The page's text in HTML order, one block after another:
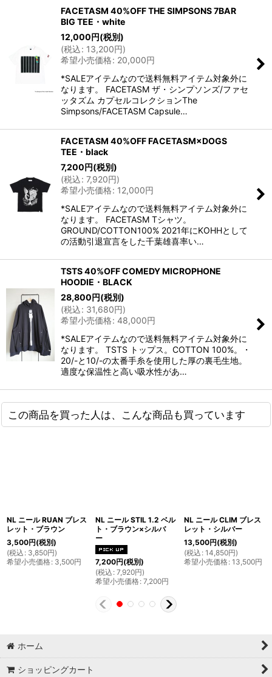
FACETASM 40%OFF THE SIMPSONS 7BAR
BIG TEE・white
12,000円(税別)
(税込: 13,200円)
希望小売価格: 20,000円
*SALEアイテムなので送料無料アイテム対象外に
なります。 FACETASM ザ・シンプソンズ/ファセ
ッタズム カプセルコレクションThe
Simpsons/FACETASM Capsule…
FACETASM 40%OFF FACETASM×DOGS
TEE・black
7,200円(税別)
(税込: 7,920円)
希望小売価格: 12,000円
*SALEアイテムなので送料無料アイテム対象外に
なります。 FACETASM Tシャツ。
GROUND/COTTON100% 2021年にKOHHとして
の活動引退宣言をした千葉雄喜率い…
TSTS 40%OFF COMEDY MICROPHONE
HOODIE・BLACK
28,800円(税別)
(税込: 31,680円)
希望小売価格: 48,000円
*SALEアイテムなので送料無料アイテム対象外に
なります。 TSTS トップス。COTTON 100%。・
20/-と10/-の太番手糸を使用した厚の裏毛生地。
適度な保温性と高い吸水性があ…
この商品を買った人は、こんな商品も買っています
NL ニール RUAN ブレス
レット・ブラウン
3,500円(税別)
(税込 : 3,850円)
希望小売価格: 3,500円
NL ニール STIL 1.2 ベル
ト・ブラウン×シルバ
ー
7,200円(税別)
(税込 : 7,920円)
希望小売価格: 7,200円
NL ニール CLIM ブレス
レット・シルバー
13,500円(税別)
(税込 : 14,850円)
希望小売価格: 13,500円
ホーム
ショッピングカート